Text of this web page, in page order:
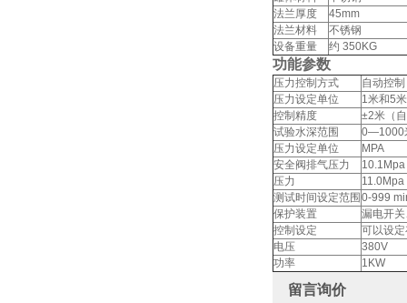
法兰厚度
45mm
法兰材料
不锈钢
设备重量
约 350KG
功能参数
压力控制方式
自动控
压力设定单位
1米和5
控制精度
±2米（
试验水深范围
0—1000
压力设定单位
MPA
安全阀排气压力
10.1Mpa
压力
11.0Mpa
测试时间设定范围 0-999
保护装置
漏电开
控制设定
可以设
电压
380V
功率
1KW
留言询价